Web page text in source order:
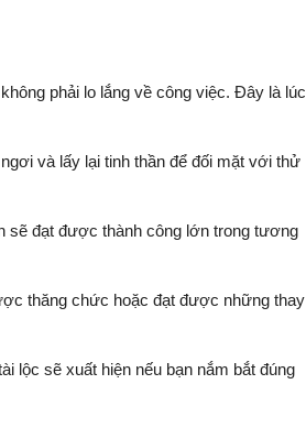
phải lo lắng về công việc. Đây là lúc
và lấy lại tinh thần để đối mặt với thử
sẽ đạt được thành công lớn trong tương
thăng chức hoặc đạt được những thay
lộc sẽ xuất hiện nếu bạn nắm bắt đúng